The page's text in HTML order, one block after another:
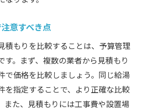
湯環境を手に入れるための注意
の安全性を考慮した選択
の快適性を向上させる設置
策を事前に考慮する
たアップグレードの検討
慮を考えた製品選び
意すべき点
積もりを比較することは、予算管理
す。まず、複数の業者から見積もり
で価格を比較しましょう。同じ給湯
を指定することで、より正確な比較
また、見積もりには工事費や設置場